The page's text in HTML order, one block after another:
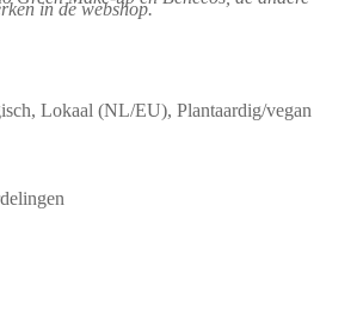
in de webshop.
Lokaal (NL/EU), Plantaardig/vegan